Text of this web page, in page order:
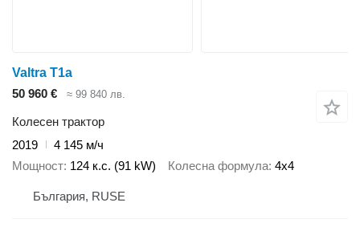
Valtra T1a
50 960 €
≈ 99 840 лв.
Колесен трактор
2019
4 145 м/ч
Мощност 124 к.с. (91 kW) Колесна формула 4x4
България, RUSE